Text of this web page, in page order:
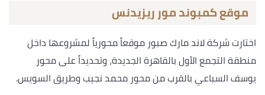
موقع كمبوند مور ريزيدنس
اختارت شركة لاند مارك صبور موقعاً محورياً لمشروعها داخل
منطقة التجمع الأول بالقاهرة الجديدة، وتحديداً على محور
يوسف السباعي بالقرب من محور محمد نجيب وطريق السويس.